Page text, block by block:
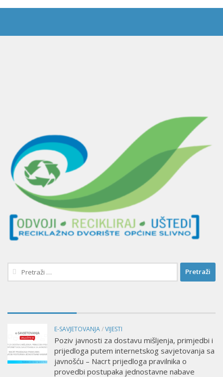
Pretraži:
E-SAVJETOVANJA/VIJESTI
Poziv javnosti za dostavu mišljenja, primjedbi i
prijedloga putem internetskog savjetovanja sa
javnošću – Nacrt prijedloga pravilnika o
provedbi postupaka jednostavne nabave